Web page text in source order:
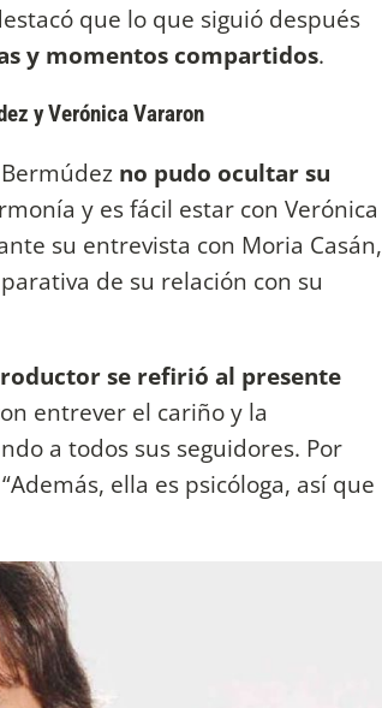
que lo que siguió después
y momentos compartidos.
y Verónica Vararon
no pudo ocultar su
y es fácil estar con Verónica
su entrevista con Moria Casán,
de su relación con su
se refirió al presente
entrever el cariño y la
a todos sus seguidores. Por
ella es psicóloga, así que